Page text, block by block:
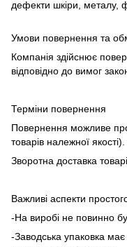
дефекти шкіри, металу,
Умови повернення та
Компанія здійснює
відповідно до вимог
Терміни повернення
Повернення можливе
товарів належної якості).
Зворотна доставка
Важливі аспекти
-На виробі не повинно
-Заводська упаковка